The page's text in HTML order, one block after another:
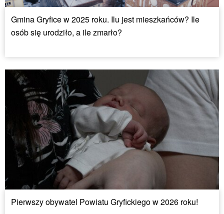
Gmina Gryfice w 2025 roku. Ilu jest mieszkańców? Ile
osób się urodziło, a ile zmarło?
Pierwszy obywatel Powiatu Gryfickiego w 2026 roku!